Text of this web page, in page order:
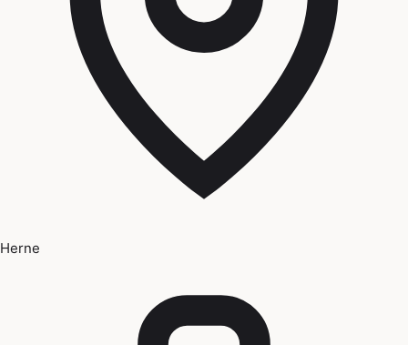
Herne